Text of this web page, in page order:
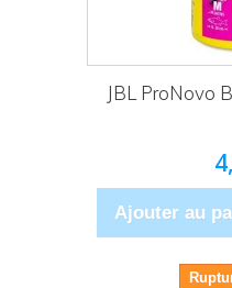
JBL ProNovo
Ajouter au